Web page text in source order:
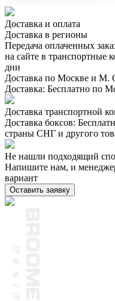
Доставка и оплата
Доставка в регионы
Передача оплаченных
на сайте в транспортные
дни
Доставка по Москве и М.
Доставка: Бесплатно по
Доставка транспортной
Доставка боксов:
страны СНГ и другого
Не нашли подходящий
Напишите нам, и
вариант
Оставить заявку